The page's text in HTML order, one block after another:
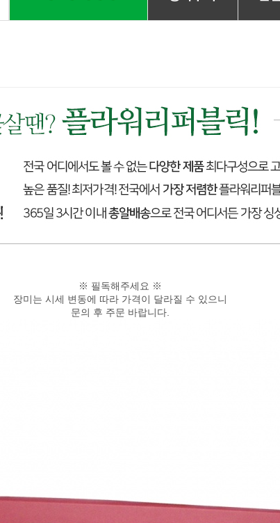
※ 필독해주세요 ※
장미는 시세 변동에 따라 가격이 달라질 수 있으니
문의 후 주문 바랍니다.